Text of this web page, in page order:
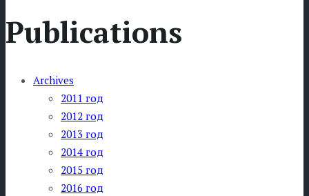
Publications
Archives
2011 год
2012 год
2013 год
2014 год
2015 год
2016 год